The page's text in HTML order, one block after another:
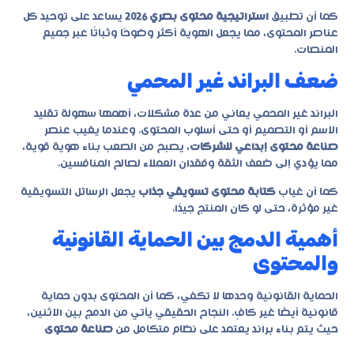
كما أن تطبيق استراتيجية محتوى بصري 2026
يساعد على توحيد كل
عناصر المحتوى، مما يجعل الهوية أكثر وضوحًا وثباتًا عبر جميع
المنصات.
ضعف البراند غير المحمي
البراند غير المحمي يعاني من عدة مشكلات، أهمها سهولة تقليد
الاسم أو التصميم أو حتى أسلوب المحتوى. وعندما يغيب عنصر
صناعة محتوى إبداعي للشركات، يصبح من الصعب بناء هوية قوية،
مما يؤدي إلى ضعف الثقة وفقدان العملاء لصالح المنافسين.
كما أن غياب كتابة محتوى تسويقي جذاب يجعل الرسائل التسويقية
غير مؤثرة، حتى لو كان المنتج جيدًا.
أهمية الدمج بين الحماية القانونية
والمحتوى
الحماية القانونية وحدها لا تكفي، كما أن المحتوى بدون حماية
قانونية أيضًا غير كافٍ. النجاح الحقيقي يأتي من الدمج بين الاثنين،
حيث يتم بناء براند يعتمد على نظام متكامل من صناعة محتوى